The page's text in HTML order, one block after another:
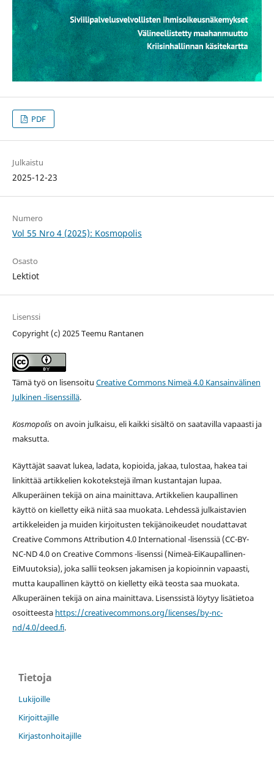
PDF
Julkaistu
2025-12-23
Numero
Vol 55 Nro 4 (2025): Kosmopolis
Osasto
Lektiot
Lisenssi
Copyright (c) 2025 Teemu Rantanen
Tämä työ on lisensoitu Creative Commons Nimeä 4.0 Kansainvälinen
Julkinen -lisenssillä.
Kosmopolison avoin julkaisu, eli kaikki sisältö on saatavilla vapaasti ja
maksutta.
Käyttäjät saavat lukea, ladata, kopioida, jakaa, tulostaa, hakea tai
linkittää artikkelien kokotekstejä ilman kustantajan lupaa.
Alkuperäinen tekijä on aina mainittava. Artikkelien kaupallinen
käyttö on kielletty eikä niitä saa muokata. Lehdessä julkaistavien
artikkeleiden ja muiden kirjoitusten tekijänoikeudet noudattavat
Creative Commons Attribution 4.0 International -lisenssiä (CC-BY-
NC-ND 4.0 on Creative Commons -lisenssi(Nimeä-EiKaupallinen-
EiMuutoksia), joka sallii teoksen jakamisen ja kopioinnin vapaasti,
mutta kaupallinen käyttö on kielletty eikä teosta saa muokata.
Alkuperäinen tekijä on aina mainittava. Lisenssistä löytyy lisätietoa
osoitteesta https://creativecommons.org/licenses/by-nc-
nd/4.0/deed.fi.
Tietoja
Lukijoille
Kirjoittajille
Kirjastonhoitajille